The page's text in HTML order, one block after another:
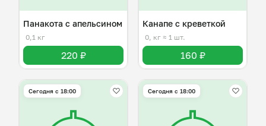
Панакота с апельсином
0,1 кг
220 ₽
Канапе с креветкой
0, кг ≈ 1 шт.
160 ₽
Сегодня с 18:00 Сегодня с 18:00